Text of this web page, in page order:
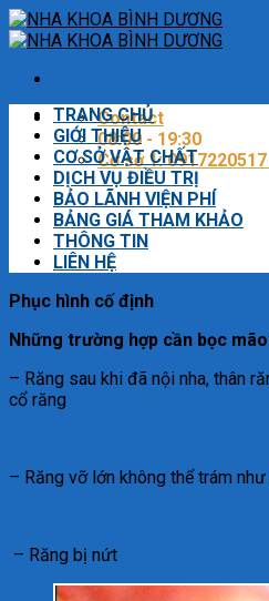
Skip
to
Contact
08:00 - 19:30
Cơ sở 1:
TRANG CHỦ
GIỚI THIỆU
CƠ SỞ VẬT CHẤT
DỊCH VỤ ĐIỀU TRỊ
BẢO LÃNH VIỆN PHÍ
BẢNG GIÁ THAM KHẢO
THÔNG TIN
LIÊN HỆ
Phục hình cố định
Những trường hợp cần bọc
– Răng sau khi đã nội nha, thân
cổ răng
– Răng vỡ lớn không thể trám
– Răng bị nứt